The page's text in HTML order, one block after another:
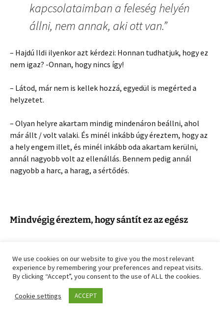
kapcsolataimban a feleség helyén
állni, nem annak, aki ott van.”
– Hajdú Ildi ilyenkor azt kérdezi: Honnan tudhatjuk, hogy ez
nem igaz? -Onnan, hogy nincs így!
– Látod, már nem is kellek hozzá, egyedül is megérted a
helyzetet.
– Olyan helyre akartam mindig mindenáron beállni, ahol
már állt / volt valaki. És minél inkább úgy éreztem, hogy az
a hely engem illet, és minél inkább oda akartam kerülni,
annál nagyobb volt az ellenállás. Bennem pedig annál
nagyobb a harc, a harag, a sértődés.
Mindvégig éreztem, hogy sántít ez az egész
feleségekhez, és mondom el nekik a szitut … Azért, mert
valahol a lelkem mélyén mindig tudtam, hogy ez nem igaz.
„Valahol a lelkem mélyén mindig
We use cookies on our website to give you the most relevant
experience by remembering your preferences and repeat visits.
By clicking “Accept”, you consent to the use of ALL the cookies.
Cookie settings ACCEPT